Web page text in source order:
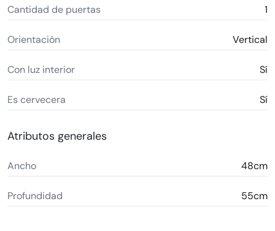
Cantidad de puertas 1
Orientación Vertical
Con luz interior Sí
Es cervecera Sí
Atributos generales
Ancho 48cm
Profundidad 55cm